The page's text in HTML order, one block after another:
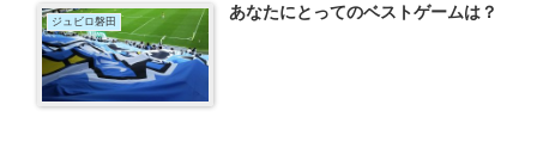
ジュビロ磐田 あなたにとってのベストゲームは？